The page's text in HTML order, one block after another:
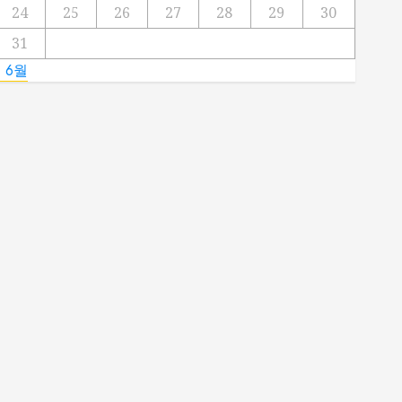
24 25 26 27 28 29
30
31
6월